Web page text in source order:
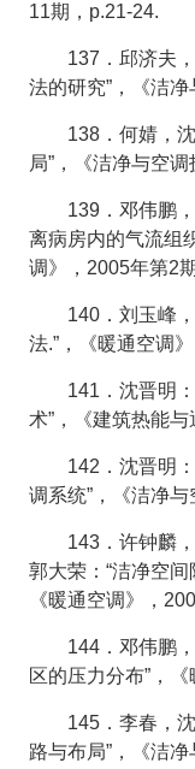
11期，p.21-24.
137．邱济夫
法的研究”，《洁
138．何婧，
局”，《洁净与空
139．邓伟鹏
离病房内的气流组
调》，2005年第2
140．刘玉峰
法.”，《暖通空调
141．沈晋明
术”，《建筑热能
142．沈晋明
调系统”，《洁净
143．许钟麟
郭大荣：“洁净空间
《暖通空调》，
144．邓伟鹏
区的压力分布”，
145．李春，
路与布局”，《洁